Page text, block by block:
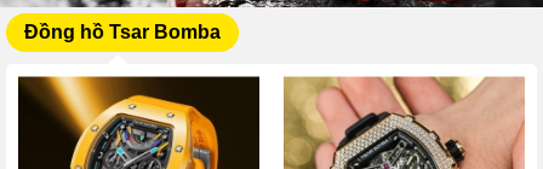
Đồng hồ Tsar Bomba